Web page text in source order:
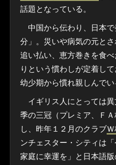
話題となっている。
中国から伝わり、日本で
分」。災いや病気の元と
追い払い、恵方巻きを食
りという慣わしが定着し
幼少期から慣れ親しんでい
イギリス人にとっては異
季の三冠（プレミア、Ｆ
し、昨年１２月のクラブ
ンチェスター・シティは
家庭に幸運を」と日本語